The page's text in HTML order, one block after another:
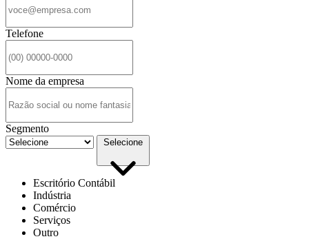
Telefone
Nome da empresa
Segmento
Selecione
Escritório Contábil
Indústria
Comércio
Serviços
Outro